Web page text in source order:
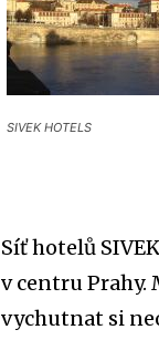
SIVEK HOTELS
Síť hotelů
v centru Prahy.
vychutnat si